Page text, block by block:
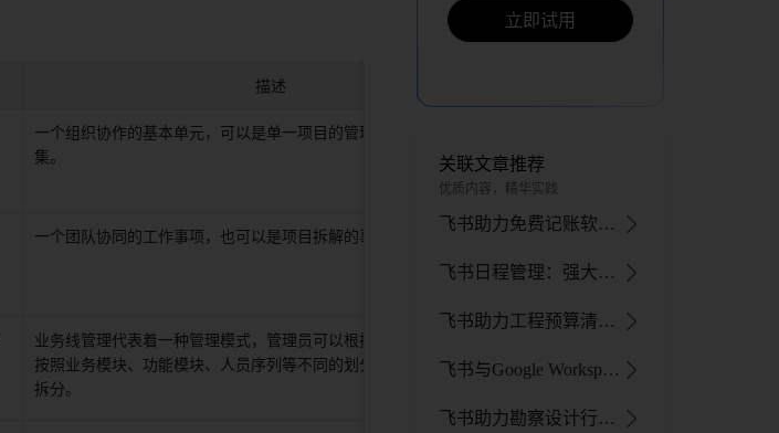
描述
一个组织协作的基本单元，可以是单一项目的管理，多个项目的合
集。
档
一个团队协同的工作事项，也可以是项目拆解的事项合集
需求、缺陷、版本、迭代、里
程碑
业务线管理代表着一种管理模式，管理员可以根据本项目管理需要，
按照业务模块、功能模块、人员序列等不同的划分方式，进行业务线
拆分。
放能力
立即试用
关联文章推荐
优质内容，精华实践
飞书助力免费记账软件：解决数据、协同、分析与安全难题
飞书日程管理：强大实用，提升个人与团队工作效率
飞书助力工程预算清单报价，提高效率、降低成本、保障准确合理
飞书与Google Workspace：今年哪款企业协作套件适合您的企业？
飞书助力勘察设计行业：破解难题、提升效率与竞争力